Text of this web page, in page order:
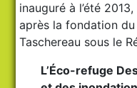
inauguré à l’été
après la fondation
Taschereau sous le
L’Éco-refuge